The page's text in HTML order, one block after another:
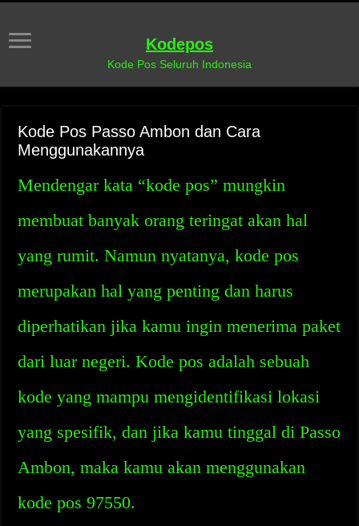
Kodepos
Kode Pos Seluruh Indonesia
Kode Pos Passo Ambon dan Cara
Menggunakannya
Mendengar kata “kode pos” mungkin
membuat banyak orang teringat akan hal
yang rumit. Namun nyatanya, kode pos
merupakan hal yang penting dan harus
diperhatikan jika kamu ingin menerima paket
dari luar negeri. Kode pos adalah sebuah
kode yang mampu mengidentifikasi lokasi
yang spesifik, dan jika kamu tinggal di Passo
Ambon, maka kamu akan menggunakan
kode pos 97550.